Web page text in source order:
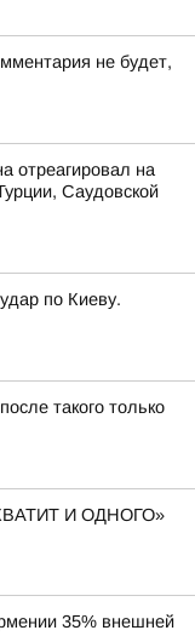
не будет,
отреагировал на
Саудовской
по Киеву.
такого только
И ОДНОГО»
35% внешней